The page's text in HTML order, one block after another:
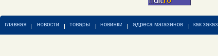
главная новости товары новинки адреса магазинов как